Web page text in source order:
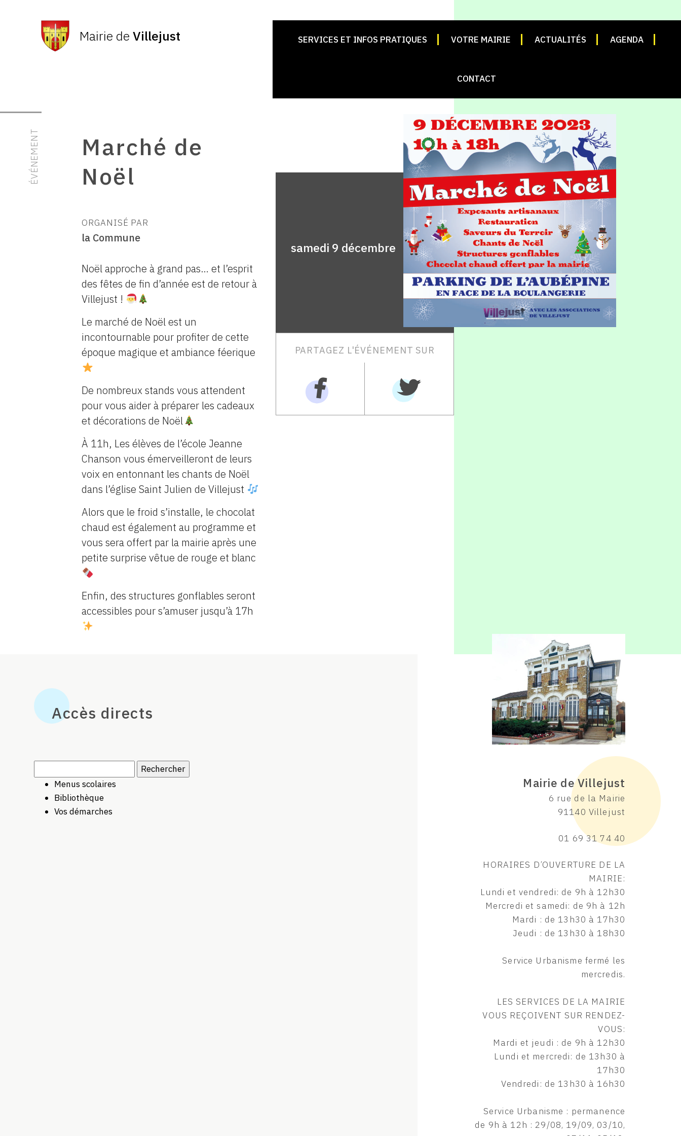
Mairie de Villejust SERVICES ET INFOS PRATIQUES VOTRE MAIRIE ACTUALITÉS AGENDA
CONTACT
ÉVÉNEMENT
Marché de
Noël
ORGANISÉ PAR
la Commune
Noël approche à grand pas… et l’esprit
des fêtes de fin d’année est de retour à
Villejust !
Le marché de Noël est un
incontournable pour profiter de cette
époque magique et ambiance féerique
De nombreux stands vous attendent
pour vous aider à préparer les cadeaux
et décorations de Noël
À 11h, Les élèves de l’école Jeanne
Chanson vous émerveilleront de leurs
voix en entonnant les chants de Noël
dans l’église Saint Julien de Villejust
Alors que le froid s’installe, le chocolat
chaud est également au programme et
vous sera offert par la mairie après une
petite surprise vêtue de rouge et blanc
Enfin, des structures gonflables seront
accessibles pour s’amuser jusqu’à 17h
samedi 9 décembre
PARTAGEZ L'ÉVÉNEMENT SUR
Accès directs
Menus scolaires
Bibliothèque
Vos démarches
Mairie de Villejust
6 rue de la Mairie
91140 Villejust
01 69 31 74 40
HORAIRES D’OUVERTURE DE LA
MAIRIE:
Lundi et vendredi: de 9h à 12h30
Mercredi et samedi: de 9h à 12h
Mardi : de 13h30 à 17h30
Jeudi : de 13h30 à 18h30
Service Urbanisme fermé les
mercredis.
LES SERVICES DE LA MAIRIE
VOUS REÇOIVENT SUR RENDEZ-
VOUS:
Mardi et jeudi : de 9h à 12h30
Lundi et mercredi: de 13h30 à
17h30
Vendredi: de 13h30 à 16h30
Service Urbanisme : permanence
de 9h à 12h : 29/08, 19/09, 03/10,